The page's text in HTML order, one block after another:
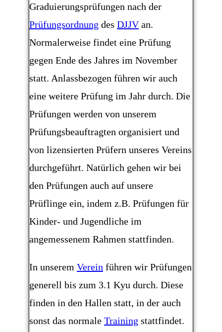
Graduierungsprüfungen nach der
Prüfungsordnung des DJJVan.
Normalerweise findet eine Prüfung
gegen Ende des Jahres im November
statt. Anlassbezogen führen wir auch
eine weitere Prüfung im Jahr durch. Die
Prüfungen werden von unserem
Prüfungsbeauftragten organisiert und
von lizensierten Prüfern unseres Vereins
durchgeführt. Natürlich gehen wir bei
den Prüfungen auch auf unsere
Prüflinge ein, indem z.B. Prüfungen für
Kinder- und Jugendliche im
angemessenem Rahmen stattfinden.
In unserem Verein führen wir Prüfungen
generell bis zum 3.1 Kyu durch. Diese
finden in den Hallen statt, in der auch
sonst das normale Training stattfindet.